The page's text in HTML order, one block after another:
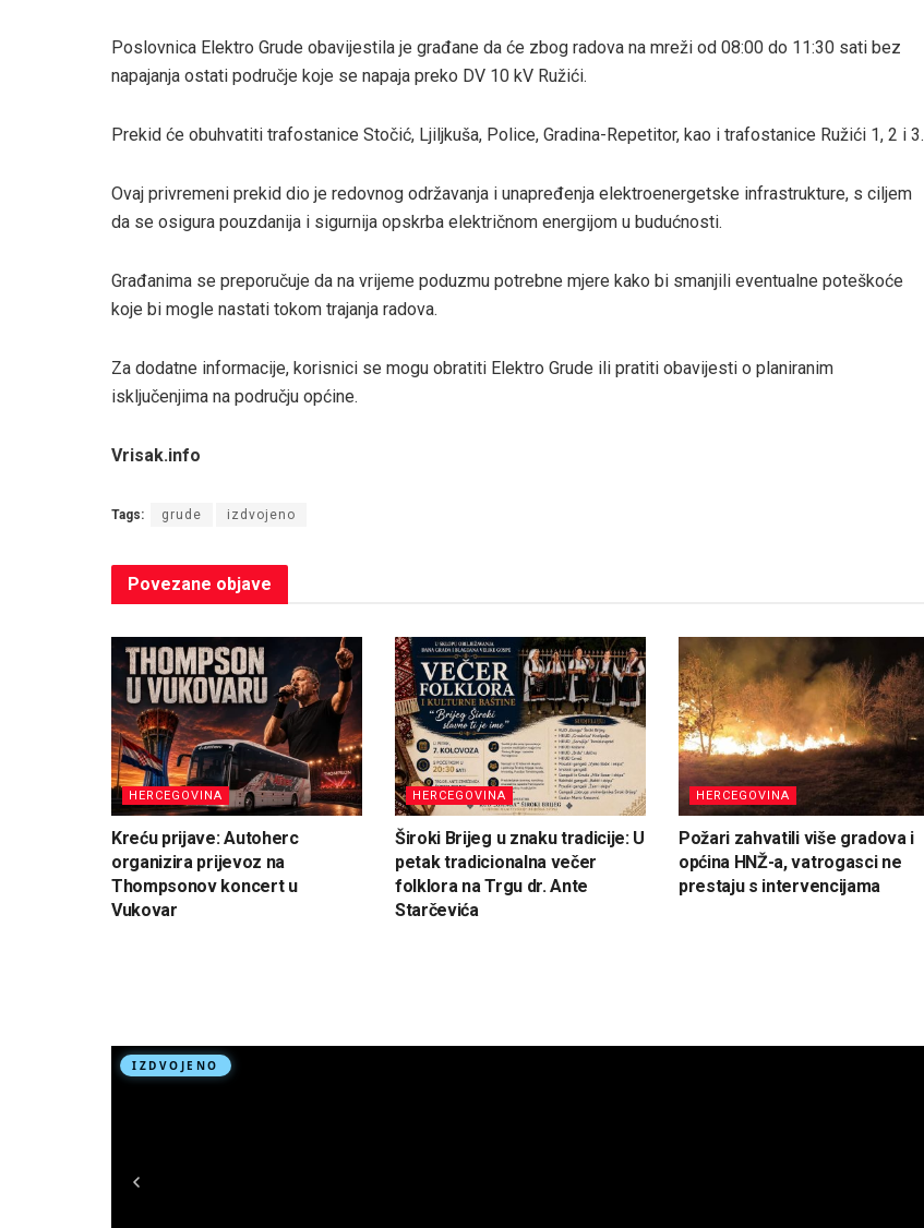
Poslovnica Elektro Grude obavijestila je građane da će zbog radova na mreži od 08:00 do 11:30 sati bez
napajanja ostati područje koje se napaja preko DV 10 kV Ružići.
Prekid će obuhvatiti trafostanice Stočić, Ljiljkuša, Police, Gradina-Repetitor, kao i trafostanice Ružići 1, 2 i 3.
Ovaj privremeni prekid dio je redovnog održavanja i unapređenja elektroenergetske infrastrukture, s ciljem
da se osigura pouzdanija i sigurnija opskrba električnom energijom u budućnosti.
Građanima se preporučuje da na vrijeme poduzmu potrebne mjere kako bi smanjili eventualne poteškoće
koje bi mogle nastati tokom trajanja radova.
Za dodatne informacije, korisnici se mogu obratiti Elektro Grude ili pratiti obavijesti o planiranim
isključenjima na području općine.
Vrisak.info
Tags: grude izdvojeno
Povezane objave
HERCEGOVINA
Kreću prijave: Autoherc
organizira prijevoz na
Thompsonov koncert u
Vukovar
HERCEGOVINA
Široki Brijeg u znaku tradicije: U
petak tradicionalna večer
folklora na Trgu dr. Ante
Starčevića
HERCEGOVINA
Požari zahvatili više gradova i
općina HNŽ-a, vatrogasci ne
prestaju s intervencijama